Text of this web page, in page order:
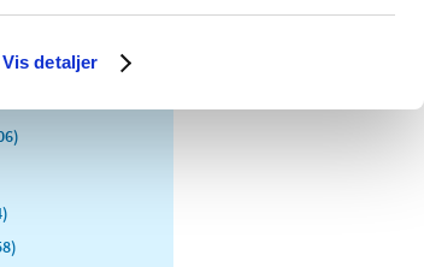
Vis detaljer